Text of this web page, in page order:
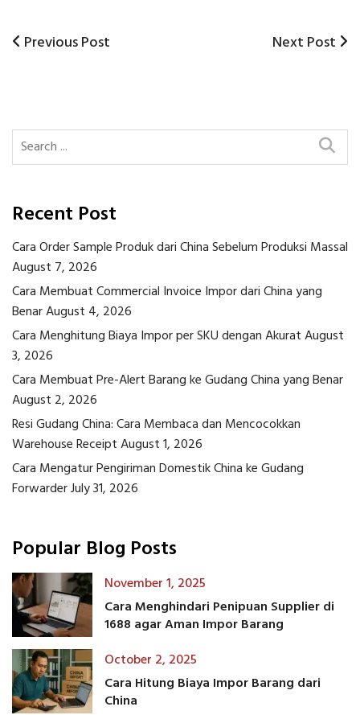
Post
Previous
Previous Post
Next
Next Post
Recent Post
Cara Order Sample Produk dari China Sebelum Produksi Massal
August 7, 2026
Cara Membuat Commercial Invoice Impor dari China yang
BenarAugust 4, 2026
Cara Menghitung Biaya Impor per SKU dengan AkuratAugust
3, 2026
Cara Membuat Pre-Alert Barang ke Gudang China yang Benar
August 2, 2026
Resi Gudang China: Cara Membaca dan Mencocokkan
Warehouse ReceiptAugust 1, 2026
Cara Mengatur Pengiriman Domestik China ke Gudang
ForwarderJuly 31, 2026
Popular Blog Posts
November 1, 2025
Cara Menghindari Penipuan Supplier di
1688 agar Aman Impor Barang
October 2, 2025
Cara Hitung Biaya Impor Barang dari
China